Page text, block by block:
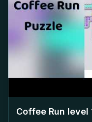
Coffee Run level